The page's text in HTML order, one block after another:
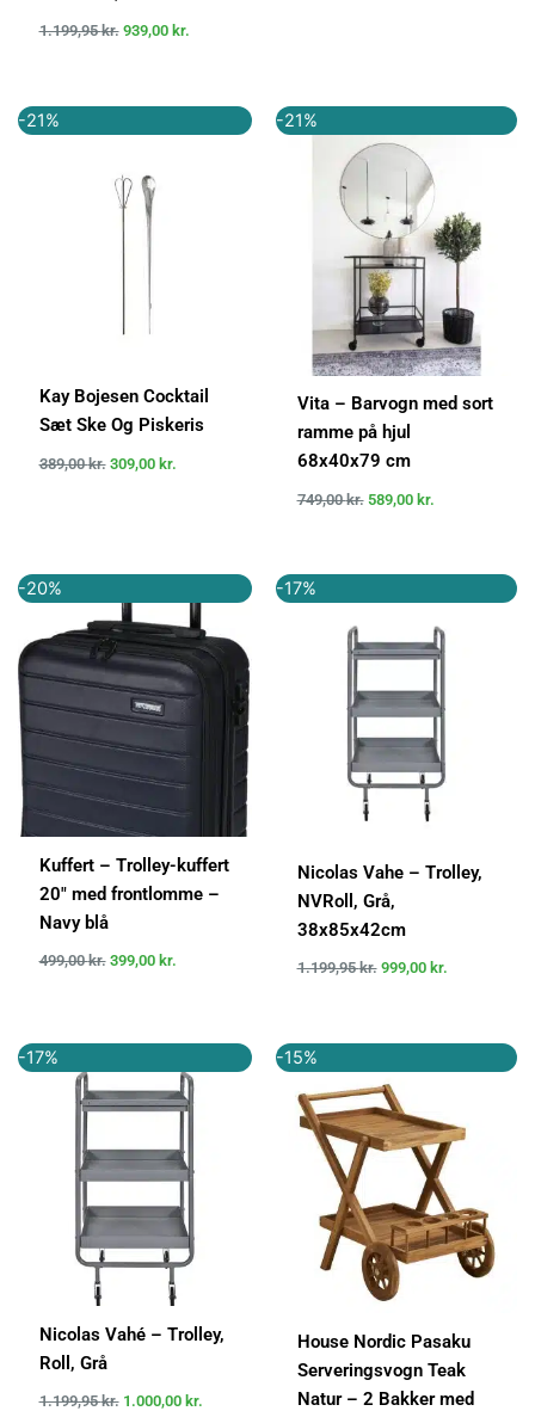
1.199,95kr. 939,00 kr.
-21%
Kay Bojesen Cocktail
Sæt Ske Og Piskeris
389,00kr.
oprindelige
var:
389,00 kr..
309,00 kr.
aktuelle
-21%
Vita – Barvogn med sort
ramme på hjul
68x40x79 cm
749,00kr.
oprindelige
749,00 kr..
589,00 kr.
aktuelle
er:
-20%
Kuffert – Trolley-kuffert
20″ med frontlomme –
Navy blå
499,00kr.
oprindelige
pris
var:
499,00 kr..
399,00 kr.
aktuelle
pris
er:
399,00 kr..
-17%
Nicolas Vahe – Trolley,
NVRoll, Grå,
38x85x42cm
1.199,95kr.
oprindelige
var:
1.199,95 kr..
999,00 kr.
aktuelle
-17%
Nicolas Vahé – Trolley,
Roll, Grå
1.199,95kr.
oprindelige
pris
var:
1.199,95 kr..
1.000,00 kr.
aktuelle
-15%
House Nordic Pasaku
Serveringsvogn Teak
Natur – 2 Bakker med
oprindelige
pris
var:
1.999,00 kr..
aktuelle
1.699,00